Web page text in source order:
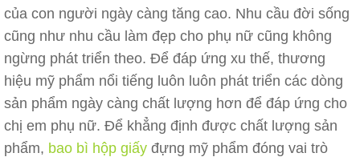
của con người ngày càng tăng cao. Nhu cầu đời sống
cũng như nhu cầu làm đẹp cho phụ nữ cũng không
ngừng phát triển theo. Để đáp ứng xu thế, thương
hiệu mỹ phẩm nổi tiếng luôn luôn phát triển các dòng
sản phẩm ngày càng chất lượng hơn để đáp ứng cho
chị em phụ nữ. Để khẳng định được chất lượng sản
phẩm, bao bì hộp giấy đựng mỹ phẩm đóng vai trò